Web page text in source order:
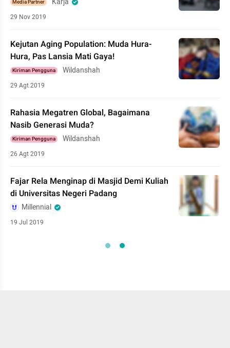
Media Partner
29 Nov 2019
Kejutan Aging Population: Muda Hura-
Hura, Pas Lansia Mati Gaya!
Kiriman Pengguna Wildanshah
29 Agt 2019
Rahasia Megatren Global, Bagaimana
Nasib Generasi Muda?
Kiriman Pengguna Wildanshah
26 Agt 2019
Fajar Rela Menginap di Masjid Demi Kuliah
di Universitas Negeri Padang
Millennial
19 Jul 2019